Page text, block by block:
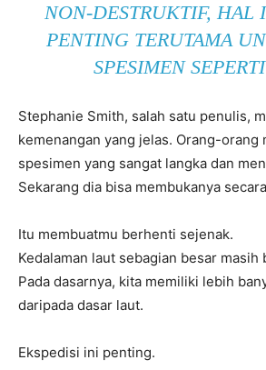
NON-DESTRUKTIF, HAL
PENTING TERUTAMA
SPESIMEN
Stephanie Smith, salah satu penulis,
kemenangan yang jelas. Orang-orang
spesimen yang sangat langka dan
Sekarang dia bisa membukanya
Itu membuatmu berhenti sejenak.
Kedalaman laut sebagian besar masih
Pada dasarnya, kita memiliki lebih
daripada dasar laut.
Ekspedisi ini penting.